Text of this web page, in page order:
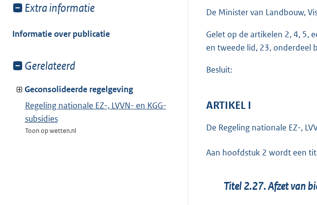
Toon
van:
Extra informatie
Informatie over publicatie
Toon
van:
Gerelateerd
Geconsolideerde regelgeving
Regeling nationale EZ-, LVVN- en KGG-
subsidies
Toon op wetten.nl
De Minister van Landbouw,
Gelet op de artikelen 2, 4, 5,
en tweede lid, 23, onderdeel
Besluit:
ARTIKEL I
De Regeling nationale EZ-,
Aan hoofdstuk 2 wordt een
Titel 2.27. Afzet van